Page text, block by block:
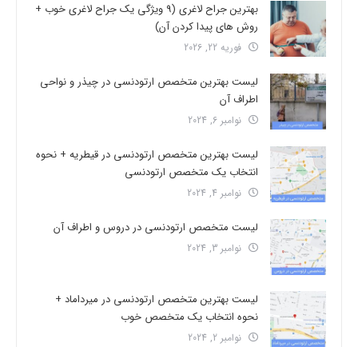
بهترین جراح لاغری (9 ویژگی یک جراح لاغری خوب +
روش های پیدا کردن آن)
فوریه 22, 2026
لیست بهترین متخصص ارتودنسی در چیذر و نواحی
اطراف آن
نوامبر 6, 2024
لیست بهترین متخصص ارتودنسی در قیطریه + نحوه
انتخاب یک متخصص ارتودنسی
نوامبر 4, 2024
لیست متخصص ارتودنسی در دروس و اطراف آن
نوامبر 3, 2024
لیست بهترین متخصص ارتودنسی در میرداماد +
نحوه انتخاب یک متخصص خوب
نوامبر 2, 2024